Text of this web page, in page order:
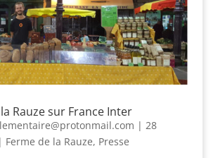
Rauze sur France Inter
| 28
| Ferme de la Rauze, Presse